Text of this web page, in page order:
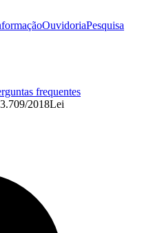
OuvidoriaPesquisa
frequentes
2018Lei